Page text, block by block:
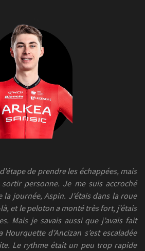
de prendre les échappées, mais
personne. Je me suis accroché
journée, Aspin. J’étais dans la roue
et le peloton a monté très fort, j’étais
Mais je savais aussi que j’avais fait
Hourquette d’Ancizan s’est escaladée
Le rythme était un peu trop rapide